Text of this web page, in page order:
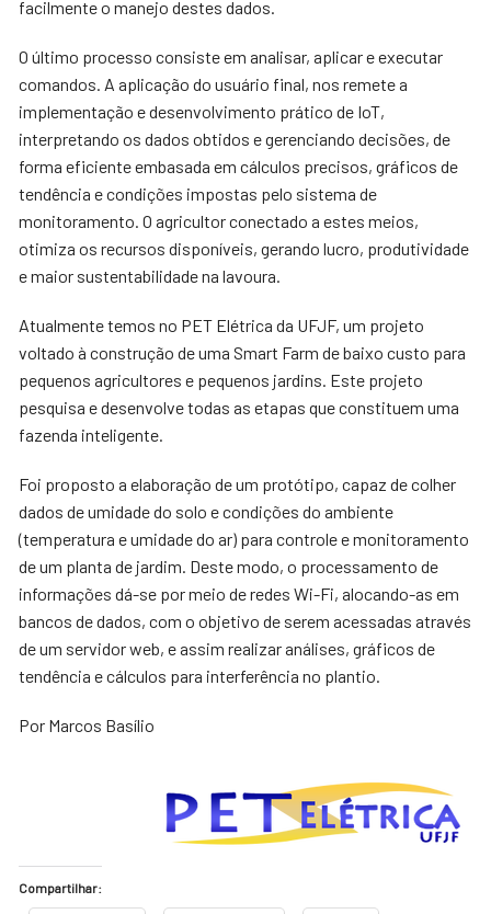
facilmente o manejo destes dados.
O último processo consiste em analisar, aplicar e executar
comandos. A aplicação do usuário final, nos remete a
implementação e desenvolvimento prático de IoT,
interpretando os dados obtidos e gerenciando decisões, de
forma eficiente embasada em cálculos precisos, gráficos de
tendência e condições impostas pelo sistema de
monitoramento. O agricultor conectado a estes meios,
otimiza os recursos disponíveis, gerando lucro, produtividade
e maior sustentabilidade na lavoura.
Atualmente temos no PET Elétrica da UFJF, um projeto
voltado à construção de uma Smart Farm de baixo custo para
pequenos agricultores e pequenos jardins. Este projeto
pesquisa e desenvolve todas as etapas que constituem uma
fazenda inteligente.
Foi proposto a elaboração de um protótipo, capaz de colher
dados de umidade do solo e condições do ambiente
(temperatura e umidade do ar) para controle e monitoramento
de um planta de jardim. Deste modo, o processamento de
informações dá-se por meio de redes Wi-Fi, alocando-as em
bancos de dados, com o objetivo de serem acessadas através
de um servidor web, e assim realizar análises, gráficos de
tendência e cálculos para interferência no plantio.
Por Marcos Basílio
Compartilhar: